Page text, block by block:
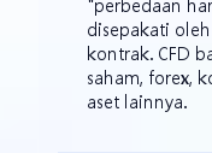
"perbedaan
disepakati
kontrak. CFD
saham, forex,
aset lainnya.